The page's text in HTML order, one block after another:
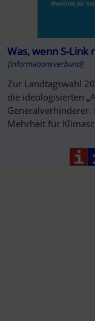
Was, wenn S-Link
[Informationsverbund]
Zur Landtagswahl
die ideologisierten
Generalverhinderer.
Mehrheit für